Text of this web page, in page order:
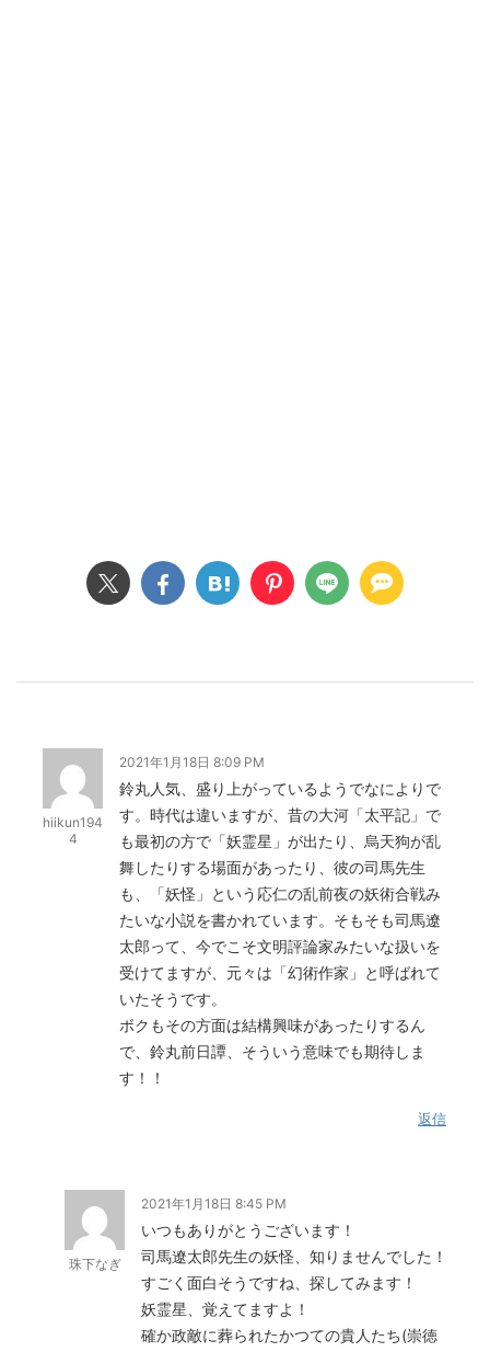
hiikun194
4
2021年1月18日 8:09 PM
鈴丸人気、盛り上がっているようでなによりで
す。時代は違いますが、昔の大河「太平記」で
も最初の方で「妖霊星」が出たり、烏天狗が乱
舞したりする場面があったり、彼の司馬先生
も、「妖怪」という応仁の乱前夜の妖術合戦み
たいな小説を書かれています。そもそも司馬遼
太郎って、今でこそ文明評論家みたいな扱いを
受けてますが、元々は「幻術作家」と呼ばれて
いたそうです。
ボクもその方面は結構興味があったりするん
で、鈴丸前日譚、そういう意味でも期待しま
す！！
返信
珠下なぎ
2021年1月18日 8:45 PM
いつもありがとうございます！
司馬遼太郎先生の妖怪、知りませんでした！
すごく面白そうですね、探してみます！
妖霊星、覚えてますよ！
確か政敵に葬られたかつての貴人たち(崇徳